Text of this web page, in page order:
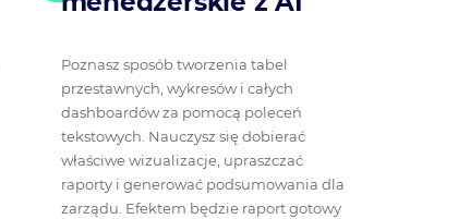
Poznasz sposób tworzenia tabel
przestawnych, wykresów i całych
dashboardów za pomocą poleceń
tekstowych. Nauczysz się dobierać
właściwe wizualizacje, upraszczać
raporty i generować podsumowania dla
zarządu. Efektem będzie raport gotowy